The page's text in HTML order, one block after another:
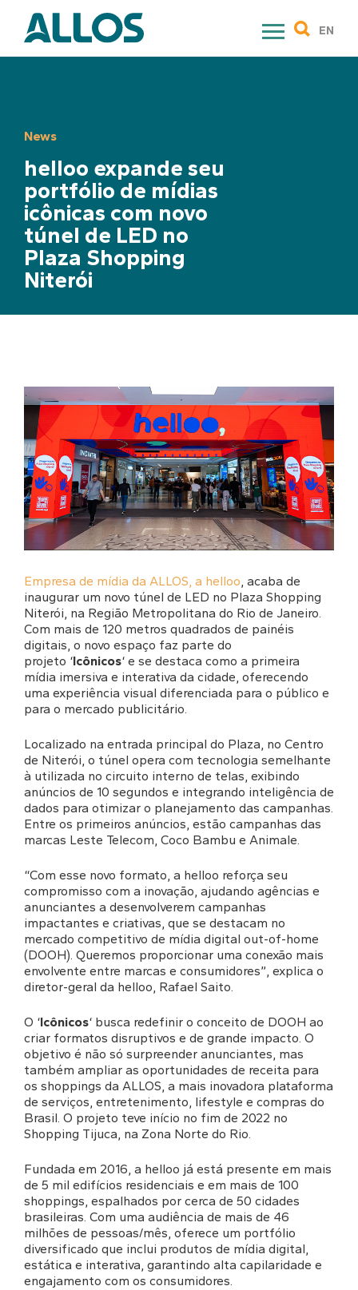
content
EN
News
helloo expande seu
portfólio de mídias
icônicas com novo
túnel de LED no
Plaza Shopping
Niterói
Empresa de mídia da ALLOS, a helloo, acaba de
inaugurar um novo túnel de LED no Plaza Shopping
Niterói, na Região Metropolitana do Rio de Janeiro.
Com mais de 120 metros quadrados de painéis
digitais, o novo espaço faz parte do
projeto ‘Icônicos‘ e se destaca como a primeira
mídia imersiva e interativa da cidade, oferecendo
uma experiência visual diferenciada para o público e
para o mercado publicitário.
Localizado na entrada principal do Plaza, no Centro
de Niterói, o túnel opera com tecnologia semelhante
à utilizada no circuito interno de telas, exibindo
anúncios de 10 segundos e integrando inteligência de
dados para otimizar o planejamento das campanhas.
Entre os primeiros anúncios, estão campanhas das
marcas Leste Telecom, Coco Bambu e Animale.
“Com esse novo formato, a helloo reforça seu
compromisso com a inovação, ajudando agências e
anunciantes a desenvolverem campanhas
impactantes e criativas, que se destacam no
mercado competitivo de mídia digital out-of-home
(DOOH). Queremos proporcionar uma conexão mais
envolvente entre marcas e consumidores”, explica o
diretor-geral da helloo, Rafael Saito.
O ‘Icônicos‘ busca redefinir o conceito de DOOH ao
criar formatos disruptivos e de grande impacto. O
objetivo é não só surpreender anunciantes, mas
também ampliar as oportunidades de receita para
os shoppings da ALLOS, a mais inovadora plataforma
de serviços, entretenimento, lifestyle e compras do
Brasil. O projeto teve início no fim de 2022 no
Shopping Tijuca, na Zona Norte do Rio.
Fundada em 2016, a helloo já está presente em mais
de 5 mil edifícios residenciais e em mais de 100
shoppings, espalhados por cerca de 50 cidades
brasileiras. Com uma audiência de mais de 46
milhões de pessoas/mês, oferece um portfólio
diversificado que inclui produtos de mídia digital,
estática e interativa, garantindo alta capilaridade e
engajamento com os consumidores.